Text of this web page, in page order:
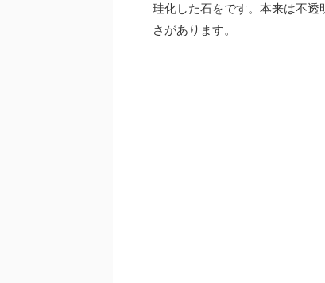
珪化した石をです。本来は不透
さがあります。